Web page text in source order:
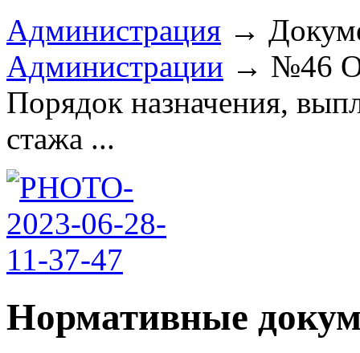
Администрация →
Администрации → №46 О
Порядок назначения,
стажа ...
Нормативные